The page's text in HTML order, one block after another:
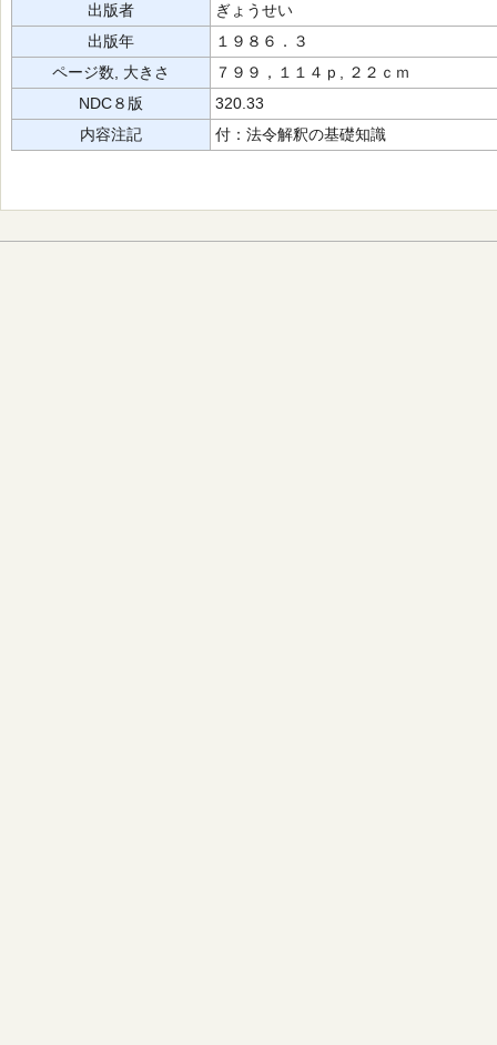
出版者
ぎょうせい
出版年
１９８６．３
ページ数, 大きさ
７９９，１１４ｐ, ２２ｃｍ
NDC８版
320.33
内容注記
付：法令解釈の基礎知識